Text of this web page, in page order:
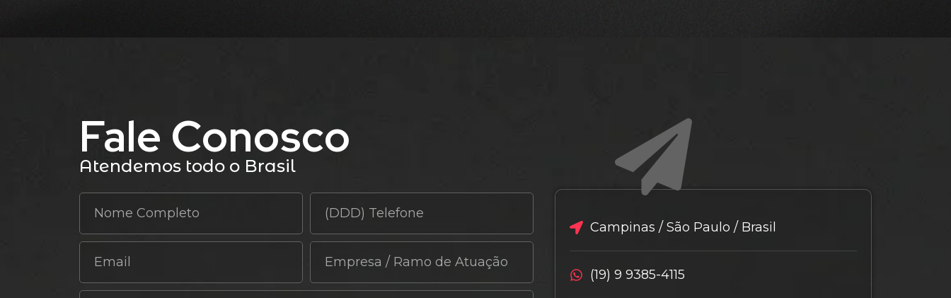
Fale Conosco
Atendemos todo o Brasil
Campinas / São Paulo / Brasil
(19) 9 9385-4115